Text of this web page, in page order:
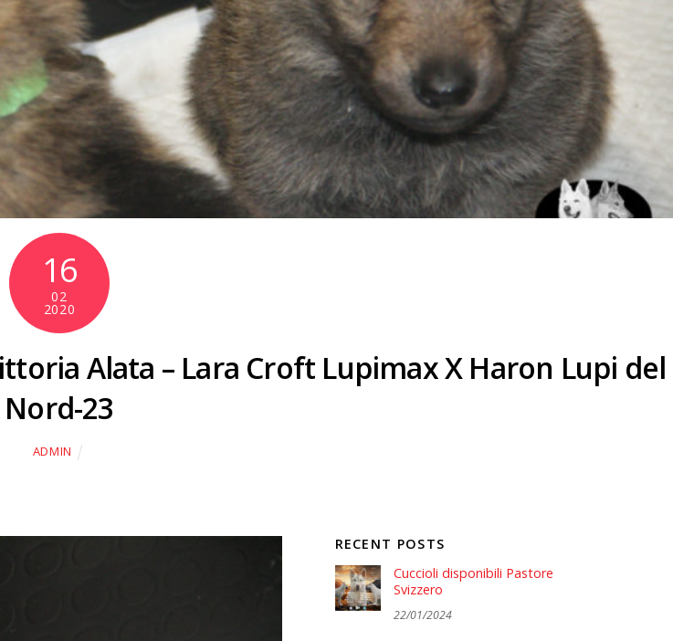
16
02
2020
Alata – Lara Croft Lupimax X Haron Lupi del
Nord-23
ADMIN
RECENT POSTS
Cuccioli disponibili Pastore
Svizzero
22/01/2024